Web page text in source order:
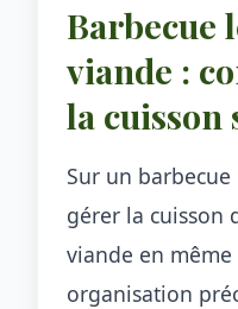
Barbecue
viande :
la cuisson
Sur un
gérer la cuisson
viande en
organisation